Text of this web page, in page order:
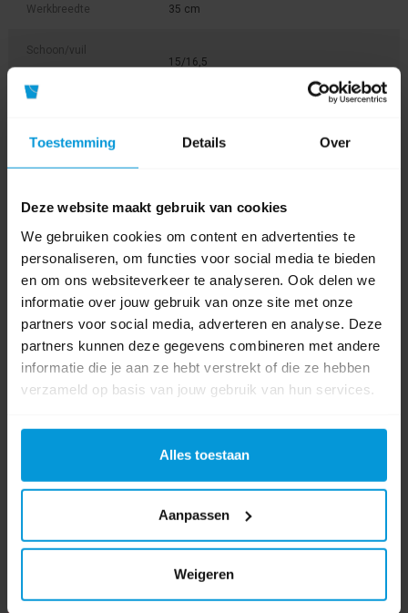
Toestemming Details Over
Deze website maakt gebruik van cookies
We gebruiken cookies om content en advertenties te
personaliseren, om functies voor social media te bieden
en om ons websiteverkeer te analyseren. Ook delen we
informatie over jouw gebruik van onze site met onze
partners voor social media, adverteren en analyse. Deze
partners kunnen deze gegevens combineren met andere
informatie die je aan ze hebt verstrekt of die ze hebben
verzameld op basis van jouw gebruik van hun services.
Alles toestaan
Aanpassen
Weigeren
Werkbreedte 35 cm
Schoon/vuil
15/16,5
Product labels
, tennant schrob/zuigmachine (13) ,
tennantcs16 (1) , kleine achterloper (1) , cs16 (1)
Video's